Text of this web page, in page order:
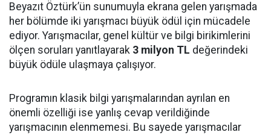
Beyazıt Öztürk’ün sunumuyla ekrana gelen yarışmada
her bölümde iki yarışmacı büyük ödül için mücadele
ediyor. Yarışmacılar, genel kültür ve bilgi birikimlerini
ölçen soruları yanıtlayarak 3 milyon TL değerindeki
büyük ödüle ulaşmaya çalışıyor.
Programın klasik bilgi yarışmalarından ayrılan en
önemli özelliği ise yanlış cevap verildiğinde
yarışmacının elenmemesi. Bu sayede yarışmacılar